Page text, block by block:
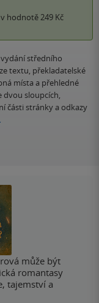
v hodnotě 249 Kč
středního
textu, překladatelské
místa a přehledné
dvou sloupcích,
části stránky a odkazy
může být
romantasy
tajemství a